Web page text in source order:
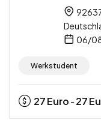
06/
Werkstudent
27Euro - 27